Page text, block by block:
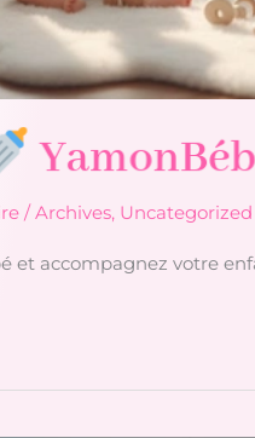
/Archives, Uncategorized
et accompagnez votre